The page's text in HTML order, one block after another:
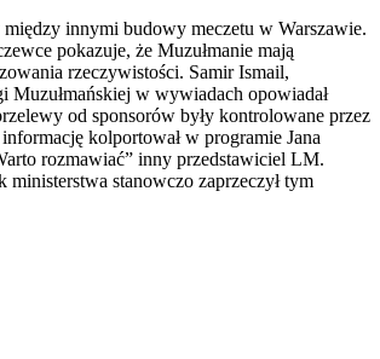
innymi budowy meczetu w Warszawie.
pokazuje, że Muzułmanie mają
rzeczywistości. Samir Ismail,
Muzułmańskiej w wywiadach opowiadał
od sponsorów były kontrolowane przez
kolportował w programie Jana
rozmawiać” inny przedstawiciel LM.
ministerstwa stanowczo zaprzeczył tym